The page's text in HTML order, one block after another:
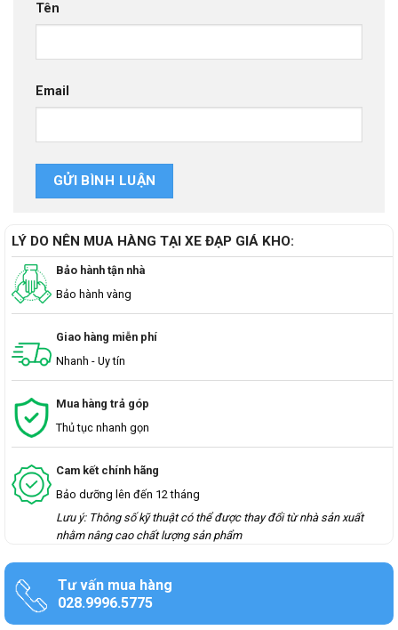
Tên
Email
LÝ DO NÊN MUA HÀNG TẠI XE ĐẠP GIÁ KHO:
Bảo hành tận nhà
Bảo hành vàng
Giao hàng miễn phí
Nhanh - Uy tín
Mua hàng trả góp
Thủ tục nhanh gọn
Cam kết chính hãng
Bảo dưỡng lên đến 12 tháng
Lưu ý: Thông số kỹ thuật có thể được thay đổi từ nhà sản xuất
nhằm nâng cao chất lượng sản phẩm
Tư vấn mua hàng
028.9996.5775